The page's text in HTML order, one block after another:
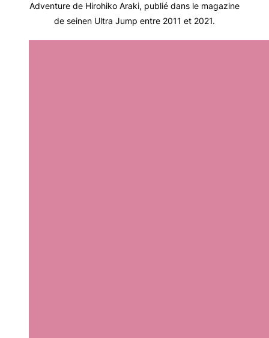
Adventure de Hirohiko Araki, publié dans le magazine
de seinen Ultra Jump entre 2011 et 2021.